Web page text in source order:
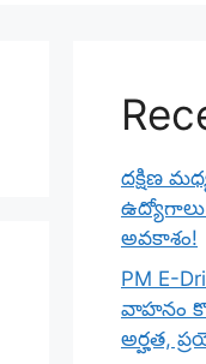
దక్షిణ
ఉద్యోగాలు
అవకాశం!
PM E-
వాహనం
అర్హత,